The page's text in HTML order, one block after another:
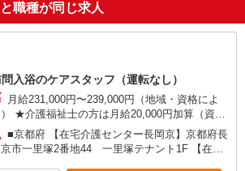
職種が同じ求人
入浴のケアスタッフ（運転なし）
月給231,000円〜239,000円（地域・資格によ
★介護福祉士の方は月給20,000円加算（資格
当） 別途交通費支給（30,000円上限／月） 別途
手当（月平均残業時間15時間）残業代全額支
■京都府 【在宅介護センター長岡京】京都府長
京市一里塚2番地44 一里塚テナント1F 【在宅